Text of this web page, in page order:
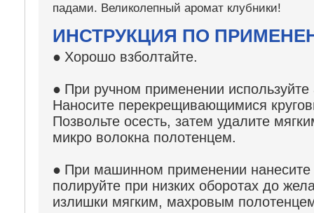
падами. Великолепный аромат клубники!
ИНСТРУКЦИЯ ПО
● Хорошо взболтайте.
● При ручном применении
Наносите перекрещивающимися
Позвольте осесть, затем удалите
микро волокна полотенцем.
● При машинном применении нанесите
полируйте при низких оборотах до
излишки мягким, махровым